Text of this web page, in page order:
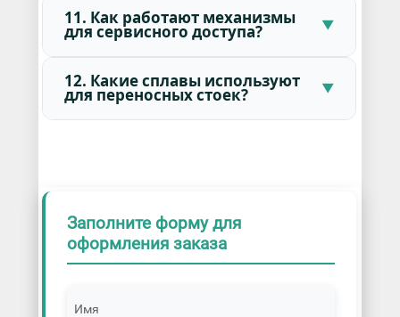
11. Как работают механизмы
для сервисного доступа?
12. Какие сплавы используют
для переносных стоек?
Заполните форму для
оформления заказа
Имя